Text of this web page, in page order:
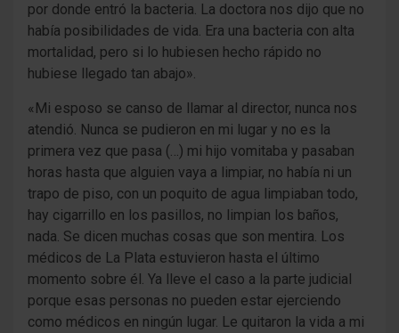
por donde entró la bacteria. La doctora nos dijo que no
había posibilidades de vida. Era una bacteria con alta
mortalidad, pero si lo hubiesen hecho rápido no
hubiese llegado tan abajo».
«Mi esposo se canso de llamar al director, nunca nos
atendió. Nunca se pudieron en mi lugar y no es la
primera vez que pasa (…) mi hijo vomitaba y pasaban
horas hasta que alguien vaya a limpiar, no había ni un
trapo de piso, con un poquito de agua limpiaban todo,
hay cigarrillo en los pasillos, no limpian los baños,
nada. Se dicen muchas cosas que son mentira. Los
médicos de La Plata estuvieron hasta el último
momento sobre él. Ya lleve el caso a la parte judicial
porque esas personas no pueden estar ejerciendo
como médicos en ningún lugar. Le quitaron la vida a mi